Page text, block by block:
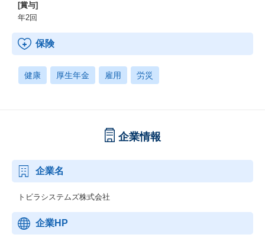
[賞与]
年2回
保険
健康 厚生年金 雇用 労災
企業情報
企業名
トビラシステムズ株式会社
企業HP